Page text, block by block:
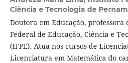
Ciência e Tecnologia de
Doutora em Educação,
Federal de Educação, Ciência e
(IFPE). Atua nos cursos de
Licenciatura em Matemática do